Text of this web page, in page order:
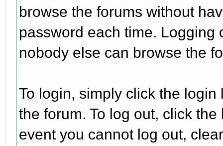
browse the forums without
password each time. Logging
nobody else can browse the
To login, simply click the
the forum. To log out, click
event you cannot log out,